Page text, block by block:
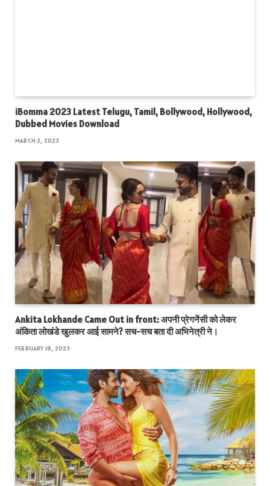
iBomma 2023 Latest Telugu, Tamil, Bollywood, Hollywood,
Dubbed Movies Download
MARCH 2, 2023
Ankita Lokhande Came Out in front: अपनी प्रेगनेंसी को लेकर
अंकिता लोखंडे खुलकर आई सामने? सच-सच बता दी अभिनेत्री ने।
FEBRUARY 18, 2023